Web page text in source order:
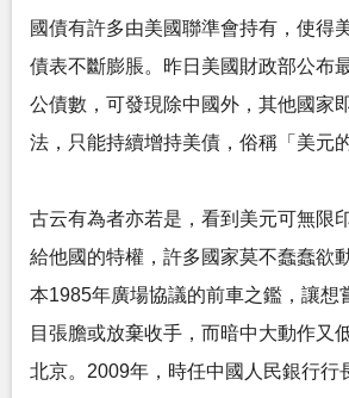
國債有許多由美國聯準會持有，使得
債表不斷膨脹。昨日美國財政部公布
公債數，可發現除中國外，其他國家
法，只能持續增持美債，俗稱「美元
古云有為者亦若是，看到美元可無限
給他國的特權，許多國家莫不蠢蠢欲
本1985年廣場協議的前車之鑑，讓想
目張膽或放棄收手，而暗中大動作又
北京。2009年，時任中國人民銀行行